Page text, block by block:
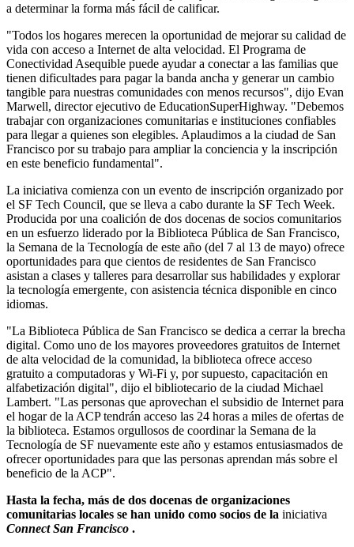
a determinar la forma más fácil de calificar.
"Todos los hogares merecen la oportunidad de mejorar su calidad de
vida con acceso a Internet de alta velocidad. El Programa de
Conectividad Asequible puede ayudar a conectar a las familias que
tienen dificultades para pagar la banda ancha y generar un cambio
tangible para nuestras comunidades con menos recursos", dijo Evan
Marwell, director ejecutivo de EducationSuperHighway. "Debemos
trabajar con organizaciones comunitarias e instituciones confiables
para llegar a quienes son elegibles. Aplaudimos a la ciudad de San
Francisco por su trabajo para ampliar la conciencia y la inscripción
en este beneficio fundamental".
La iniciativa comienza con un evento de inscripción organizado por
el SF Tech Council, que se lleva a cabo durante la SF Tech Week.
Producida por una coalición de dos docenas de socios comunitarios
en un esfuerzo liderado por la Biblioteca Pública de San Francisco,
la Semana de la Tecnología de este año (del 7 al 13 de mayo) ofrece
oportunidades para que cientos de residentes de San Francisco
asistan a clases y talleres para desarrollar sus habilidades y explorar
la tecnología emergente, con asistencia técnica disponible en cinco
idiomas.
"La Biblioteca Pública de San Francisco se dedica a cerrar la brecha
digital. Como uno de los mayores proveedores gratuitos de Internet
de alta velocidad de la comunidad, la biblioteca ofrece acceso
gratuito a computadoras y Wi-Fi y, por supuesto, capacitación en
alfabetización digital", dijo el bibliotecario de la ciudad Michael
Lambert. "Las personas que aprovechan el subsidio de Internet para
el hogar de la ACP tendrán acceso las 24 horas a miles de ofertas de
la biblioteca. Estamos orgullosos de coordinar la Semana de la
Tecnología de SF nuevamente este año y estamos entusiasmados de
ofrecer oportunidades para que las personas aprendan más sobre el
beneficio de la ACP".
Hasta la fecha, más de dos docenas de organizaciones
comunitarias locales se han unido como socios de la iniciativa
Connect San Francisco .